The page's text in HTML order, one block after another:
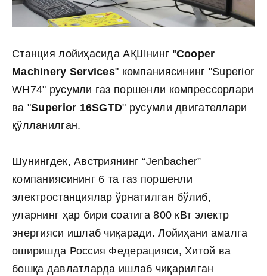
Станция лойиҳасида АҚШнинг "Cooper
Machinery Services" компаниясининг "Superior
WH74" русумли газ поршенли компрессорлари
ва "Superior 16SGTD" русумли двигателлари
қўлланилган.
Шунингдек, Австриянинг “Jenbacher”
компаниясининг 6 та газ поршенли
электростанциялар ўрнатилган бўлиб,
уларнинг ҳар бири соатига 800 кВт электр
энергияси ишлаб чиқаради. Лойиҳани амалга
оширишда Россия Федерацияси, Хитой ва
бошқа давлатларда ишлаб чиқарилган